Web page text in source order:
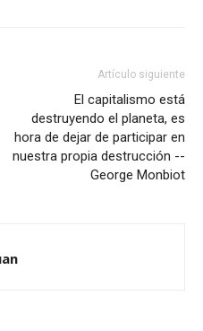
Artículo siguiente
El capitalismo está
destruyendo el planeta, es
hora de dejar de participar en
nuestra propia destrucción --
George Monbiot